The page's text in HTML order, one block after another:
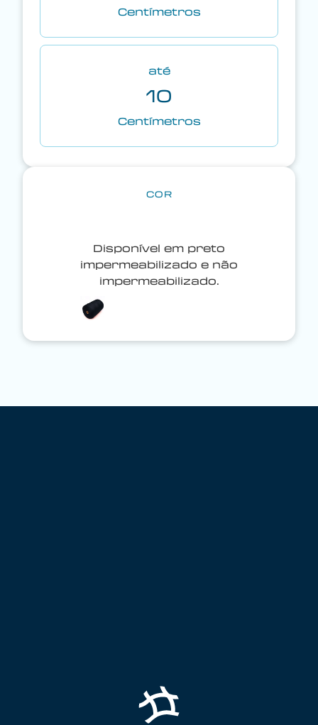
Centímetros
até
10
Centímetros
COR
Disponível em preto
impermeabilizado e não
impermeabilizado.